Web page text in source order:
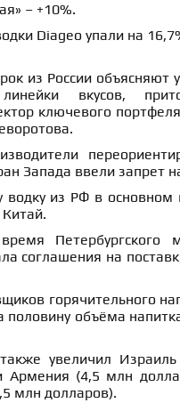
– +10%.
Diageo упали на
из России объясняют
вкусов,
ключевого
Запада ввели запрет
из РФ в основном
Петербургского
соглашения на
горячительного
половину объёма
увеличил
Армения (4,5 млн
млн долларов).